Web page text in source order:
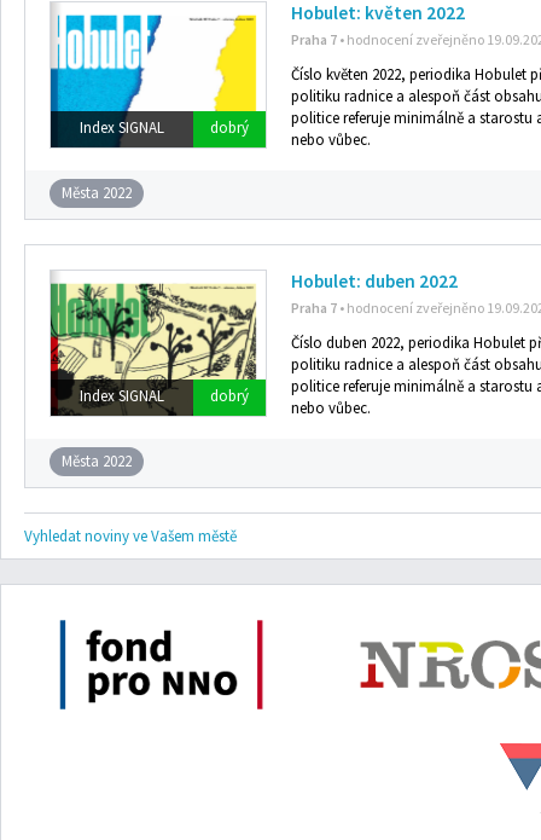
Index SIGNAL dobrý
Hobulet: květen 2022
Praha 7 • hodnocení zveřejněno
Číslo květen 2022, periodika Hobulet
politiku radnice a alespoň část
politice referuje minimálně a
nebo vůbec.
Města 2022
Index SIGNAL dobrý
Hobulet: duben 2022
Praha 7 • hodnocení zveřejněno
Číslo duben 2022, periodika Hobulet
politiku radnice a alespoň část
politice referuje minimálně a
nebo vůbec.
Města 2022
Vyhledat noviny ve Vašem městě